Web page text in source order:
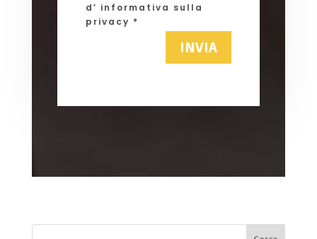
d’ informativa sulla
privacy *
INVIA